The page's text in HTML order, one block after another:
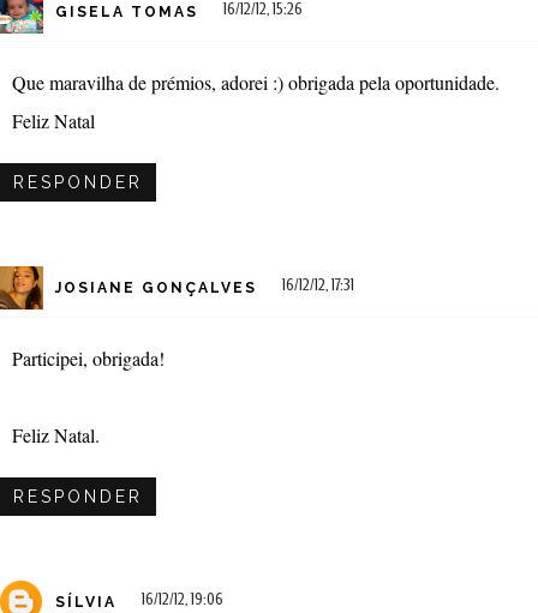
GISELA TOMAS 16/12/12, 15:26
Que maravilha de prémios, adorei :) obrigada pela oportunidade.
Feliz Natal
RESPONDER
JOSIANE GONÇALVES 16/12/12, 17:31
Participei, obrigada!
Feliz Natal.
RESPONDER
SÍLVIA 16/12/12, 19:06